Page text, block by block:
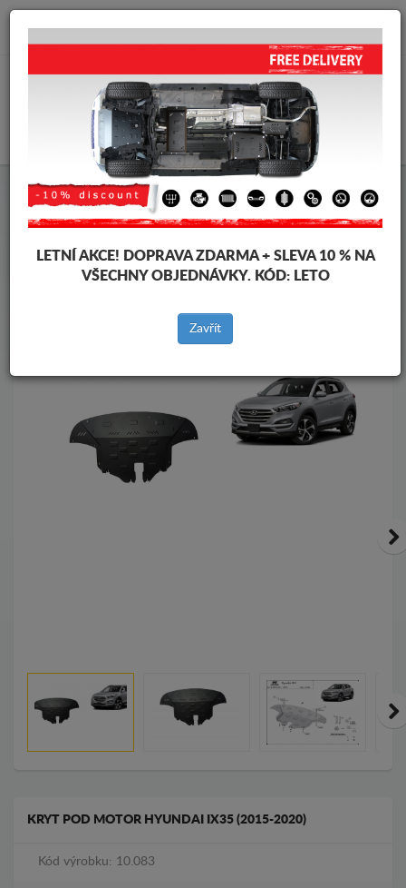
info@krytpodmotor.com
Kryt pod motor Hyundai Kryt pod motor Hyundai IX35
vozidel
Značky vozidel
Zpět na produkty
KRYT POD MOTOR HYUNDAI IX35 (2015-2020)
Kód výrobku: 10.083
LETNÍ AKCE! DOPRAVA ZDARMA + SLEVA 10 % NA
VŠECHNY OBJEDNÁVKY. KÓD: LETO
Zavřít